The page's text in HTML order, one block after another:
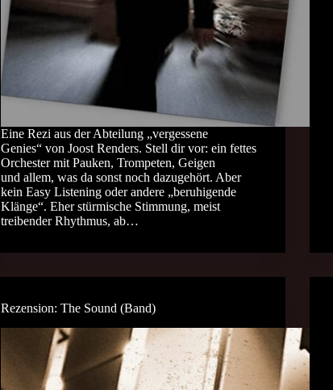
Eine Rezi aus der Abteilung „vergessene
Genies“ von Joost Renders. Stell dir vor: ein fettes
Orchester mit Pauken, Trompeten, Geigen
und allem, was da sonst noch dazugehört. Aber
kein Easy Listening oder andere „beruhigende
Klänge“. Eher stürmische Stimmung, meist
treibender Rhythmus, ab…
Rezension: The Sound (Band)